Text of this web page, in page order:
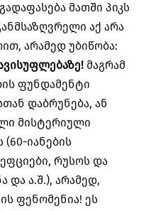
მათში პიკს
აქ არა
არამედ უბიწობა:
! მაგრამ
ფუნდამენტი
დაბრუნება, ან
მისტერიული
(60-იანების
რუსოს და
და ა.შ.), არამედ,
ფენომენია! ეს